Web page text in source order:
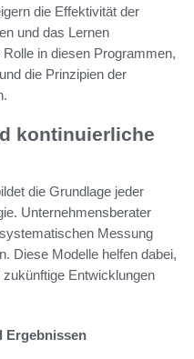
die Effektivität der
und das Lernen
in diesen Programmen,
die Prinzipien der
kontinuierliche
die Grundlage jeder
Unternehmensberater
Messung
Diese Modelle helfen dabei,
Entwicklungen
Ergebnissen